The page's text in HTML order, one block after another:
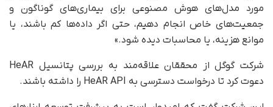
مورد مدل‌های هوش مصنوعی برای بیماری‌های گوناگون و
جمعیت‌های خاص انجام دهیم، حتی اگر داده‌ها کم باشند، یا
موانع هزینه، یا محاسبات دیده شود.»
شرکت گوگل از محققان علاقه‌مند به بررسی پتانسیل HeAR
دعوت کرد تا درخواست دسترسی به HeAR API را داشته باشند.